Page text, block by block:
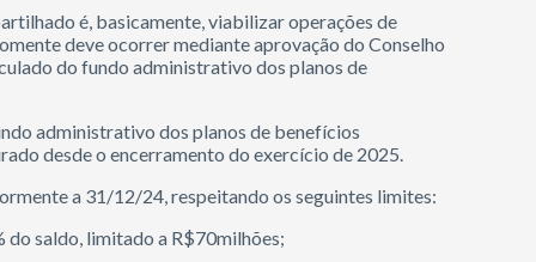
é, basicamente, viabilizar operações de
deve ocorrer mediante aprovação do Conselho
do fundo administrativo dos planos de
administrativo dos planos de benefícios
desde o encerramento do exercício de 2025.
a 31/12/24, respeitando os seguintes limites:
do saldo, limitado a R$70milhões;